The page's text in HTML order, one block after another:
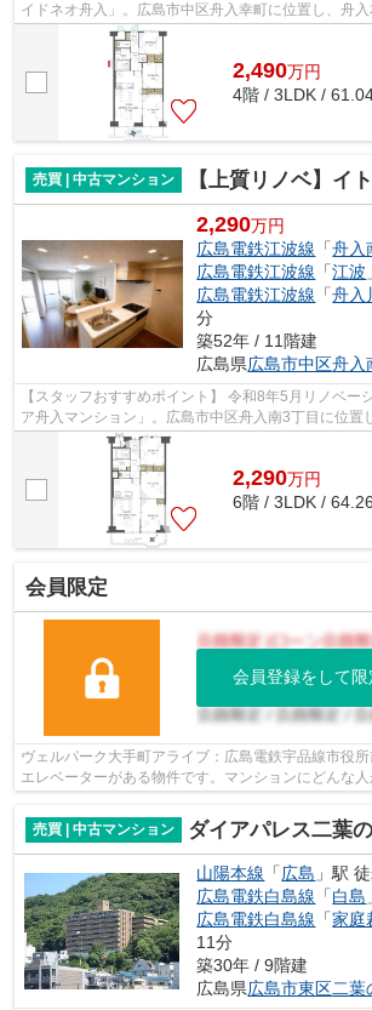
イドネオ舟入」。広島市中区舟入幸町に位置し、舟
入本町バス停徒歩6分。本川リバーフ...
2,490万円
4階 / 3LDK /
売買 | 中古マンション 【上質リノベ】イトーピア
2,290万円
広島電鉄江波線 「舟入
広島電鉄江波線 「江波
広島電鉄江波線 「舟入
分
築52年 / 11階建
広島県広島市中区舟入
【スタッフおすすめポイント】 令和8年5月リノベーション完了の「イトーピ
ア舟入マンション」。広島市中区舟入南3丁目に位置
南バス停、マックスバリュ舟入南店、...
2,290万円
6階 / 3LDK /
会員限定
会員登録をして
ヴェルパーク大手町アライブ：広島電鉄宇品線市役所
エレベーターがある物件です。マンションにどんな
売買 | 中古マンション
ダイアパレス二葉
山陽本線 「広島 」駅
広島電鉄白島線 「白島
広島電鉄白島線 「家庭
11分
築30年 / 9階建
広島県広島市東区二葉